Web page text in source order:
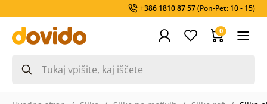
+386 1810 87 57(Pon-Pet: 10 - 15)
0